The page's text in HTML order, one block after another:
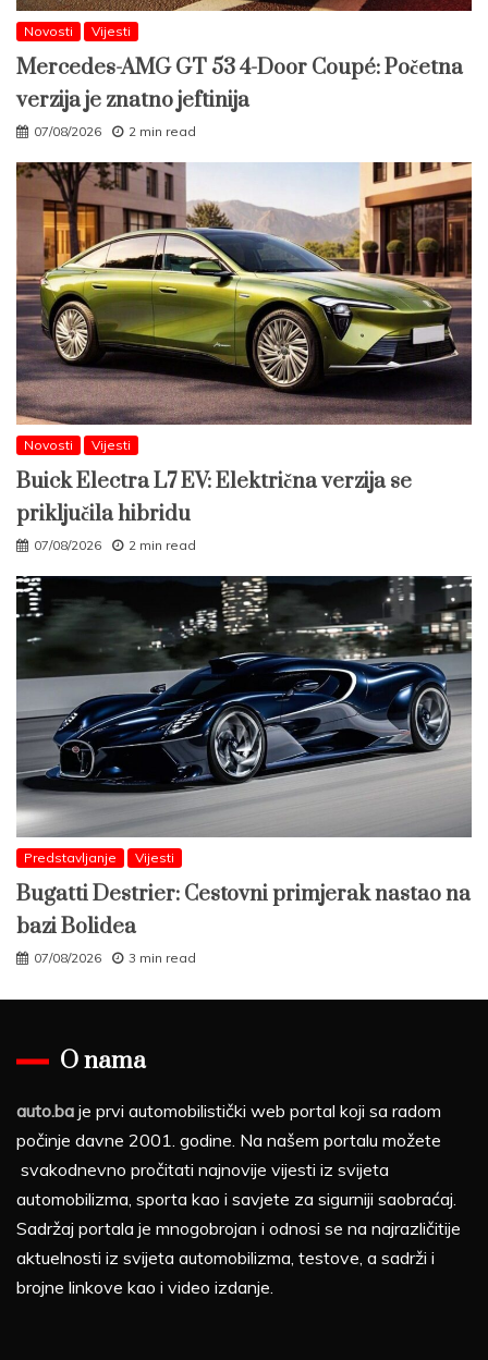
Novosti Vijesti
Mercedes-AMG GT 53 4-Door Coupé: Početna
verzija je znatno jeftinija
07/08/2026 2 min read
Novosti Vijesti
Buick Electra L7 EV: Električna verzija se
priključila hibridu
07/08/2026 2 min read
Predstavljanje Vijesti
Bugatti Destrier: Cestovni primjerak nastao na
bazi Bolidea
07/08/2026 3 min read
O nama
auto.ba je prvi automobilistički web portal koji sa radom
počinje davne 2001. godine. Na našem portalu možete
svakodnevno pročitati najnovije vijesti iz svijeta
automobilizma, sporta kao i savjete za sigurniji saobraćaj.
Sadržaj portala je mnogobrojan i odnosi se na najrazličitije
aktuelnosti iz svijeta automobilizma, testove, a sadrži i
brojne linkove kao i video izdanje.